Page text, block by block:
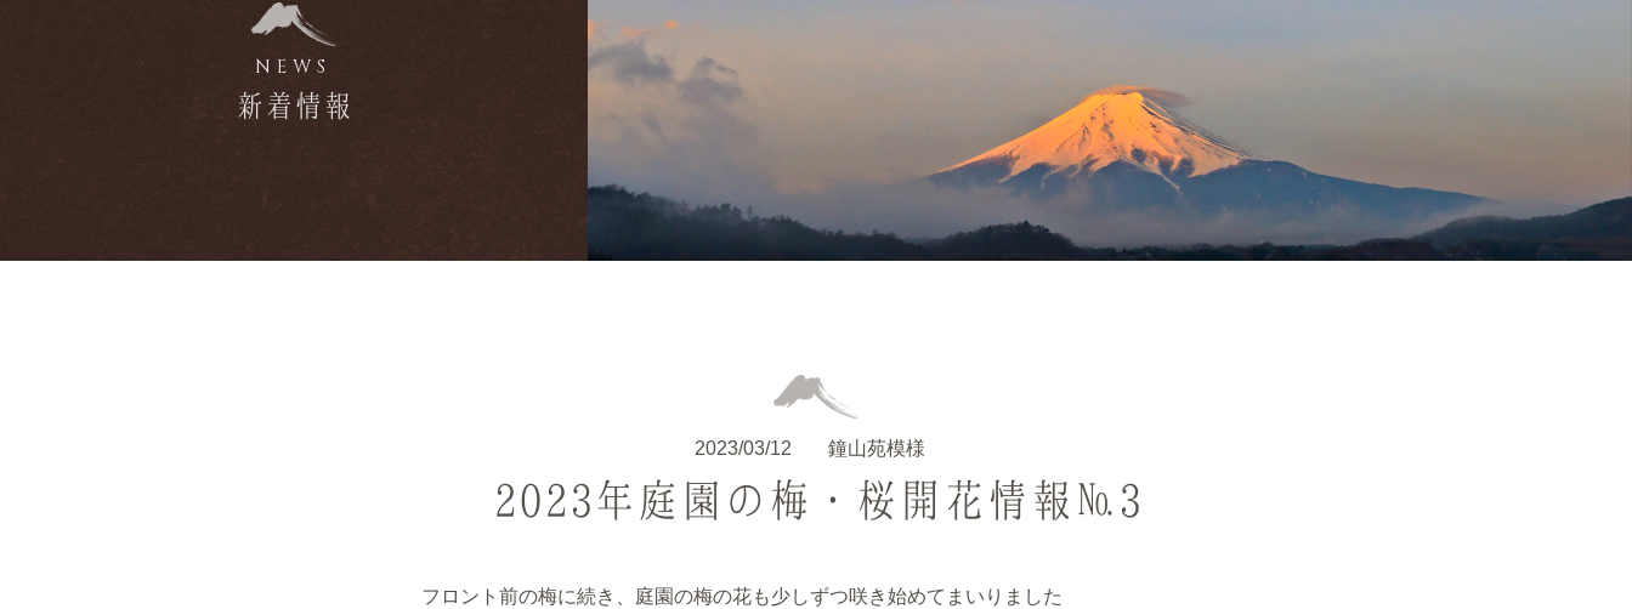
NEWS
新着情報
2023/03/12 鐘山苑模様
2023年庭園の梅・桜開花情報№3
フロント前の梅に続き、庭園の梅の花も少しずつ咲き始めてまいりました